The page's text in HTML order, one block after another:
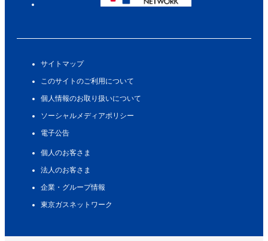
サイトマップ
このサイトのご利用について
個人情報のお取り扱いについて
ソーシャルメディアポリシー
電子公告
個人のお客さま
法人のお客さま
企業・グループ情報
東京ガスネットワーク